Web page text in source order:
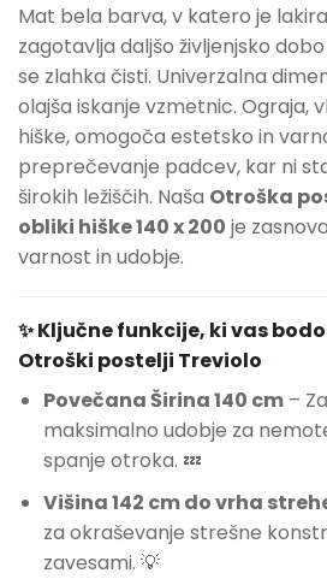
Mat bela barva, v katero je
zagotavlja daljšo življenjsko
se zlahka čisti. Univerzalna
olajša iskanje vzmetnic. Ograja,
hiške, omogoča estetsko in
preprečevanje padcev, kar ni
širokih ležiščih. Naša Otroška
obliki hiške 140 x 200 je
varnost in udobje.
✨ Ključne funkcije, ki vas
Otroški postelji Treviolo
Povečana Širina 140 cm–
maksimalno udobje za
spanje otroka. 💤
Višina 142 cm do vrha
za okraševanje strešne
zavesami. 💡